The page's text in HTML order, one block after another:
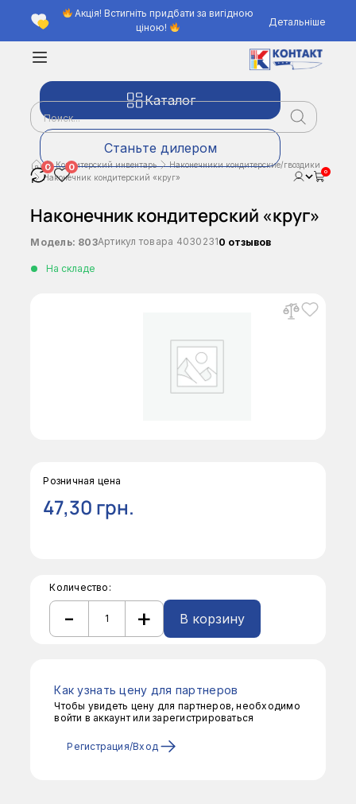
Акція! Встигніть придбати за вигідною
ціною!
Детальніше
Каталог
Станьте дилером
0 0 0
Кондитерский инвентарь
Наконечники кондитерские/гвоздики
Наконечник кондитерский «круг»
Наконечник кондитерский «круг»
Модель: 803Артикул товара 40302310 отзывов
На складе
Розничная цена
47,30 грн.
Количество:
-
Количество
товара
+
В корзину
Как узнать цену для партнеров
Чтобы увидеть цену для партнеров, необходимо
войти в аккаунт или зарегистрироваться
Регистрация/Вход